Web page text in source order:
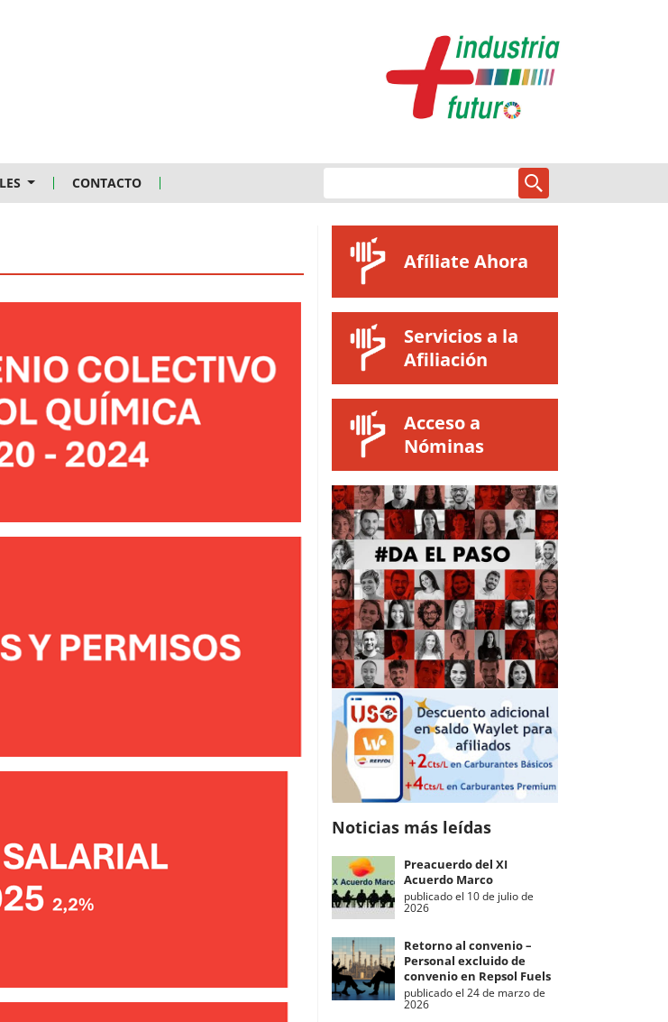
CONTACTO
Afíliate Ahora
Servicios a la
Afiliación
Acceso a
Nóminas
Noticias más leídas
Preacuerdo del XI
Acuerdo Marco
publicado el 10 de julio de
2026
Retorno al convenio –
Personal excluido de
convenio en Repsol Fuels
publicado el 24 de marzo de
2026